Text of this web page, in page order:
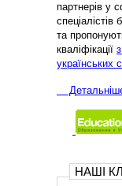
партнерів у
спеціалістів
та
кваліфікації
українських
Д
НАШІ